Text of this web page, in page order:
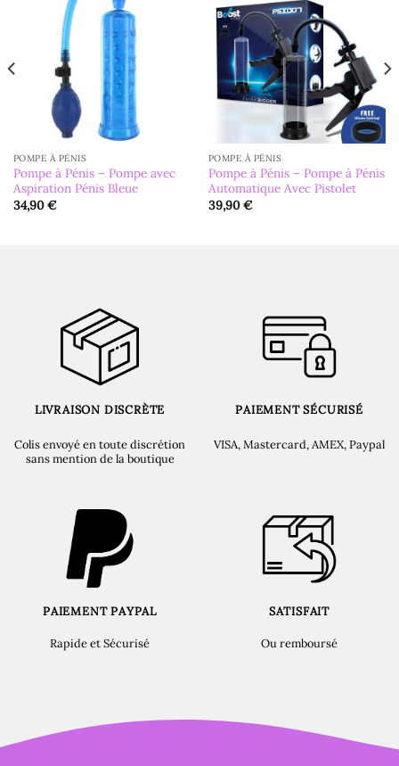
POMPE À PÉNIS
Pompe à Pénis – Pompe avec
Aspiration Pénis Bleue
34,90€
POMPE À PÉNIS
Pompe à Pénis – Pompe à Pénis
Automatique Avec Pistolet
39,90€
LIVRAISON DISCRÈTE
Colis envoyé en toute discrétion
sans mention de la boutique
PAIEMENT SÉCURISÉ
VISA, Mastercard, AMEX, Paypal
PAIEMENT PAYPAL
Rapide et Sécurisé
SATISFAIT
Ou remboursé